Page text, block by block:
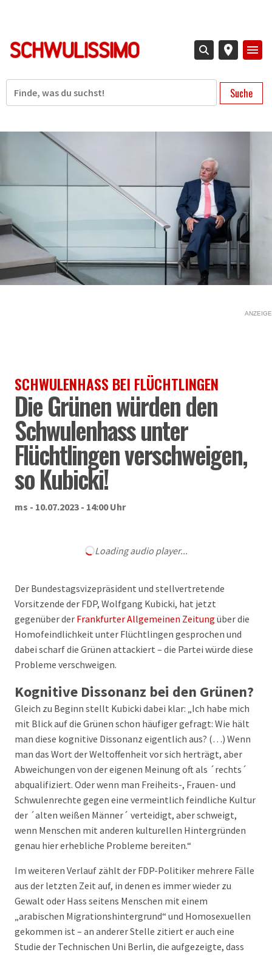
Suche
ANZEIGE
SCHWULENHASS BEI FLÜCHTLINGEN
Die Grünen würden den
Schwulenhass unter
Flüchtlingen verschweigen,
so Kubicki!
ms - 10.07.2023 - 14:00 Uhr
Loading audio player...
Der Bundestagsvizepräsident und stellvertretende
Vorsitzende der FDP, Wolfgang Kubicki, hat jetzt
gegenüber der Frankfurter Allgemeinen Zeitung über die
Homofeindlichkeit unter Flüchtlingen gesprochen und
dabei scharf die Grünen attackiert – die Partei würde diese
Probleme verschweigen.
Kognitive Dissonanz bei den Grünen?
Gleich zu Beginn stellt Kubicki dabei klar: „Ich habe mich
mit Blick auf die Grünen schon häufiger gefragt: Wie hält
man diese kognitive Dissonanz eigentlich aus? (…) Wenn
man das Wort der Weltoffenheit vor sich herträgt, aber
Abweichungen von der eigenen Meinung oft als ´rechts´
abqualifiziert. Oder wenn man Freiheits-, Frauen- und
Schwulenrechte gegen eine vermeintlich feindliche Kultur
der ´alten weißen Männer´ verteidigt, aber schweigt,
wenn Menschen mit anderen kulturellen Hintergründen
genau hier erhebliche Probleme bereiten.“
Im weiteren Verlauf zählt der FDP-Politiker mehrere Fälle
aus der letzten Zeit auf, in denen es immer wieder zu
Gewalt oder Hass seitens Menschen mit einem
„arabischen Migrationshintergrund“ und Homosexuellen
gekommen ist – an anderer Stelle zitiert er auch eine
Studie der Technischen Uni Berlin, die aufgezeigte, dass